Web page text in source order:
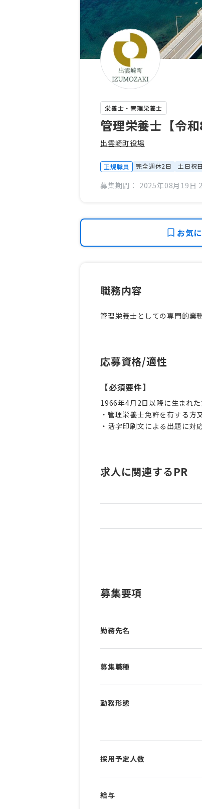
栄養士・管理栄養士
管理栄養士【令和
出雲崎町役場
正規職員 完全週休2日 土日祝
募集期間： 2025年08月19日
お気
職務内容
管理栄養士としての専門的業
応募資格/適性
【必須要件】
1966年4月2日以降に生まれ
・管理栄養士免許を有する
・活字印刷文による出題に対
求人に関連するPR
募集要項
勤務先名
募集職種
勤務形態
採用予定人数
給与